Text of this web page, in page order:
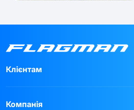
Клієнтам
Компанія